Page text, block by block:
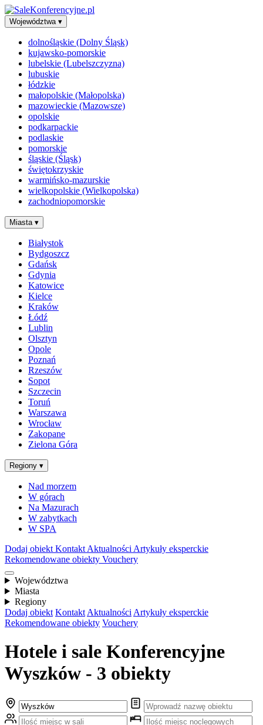
Województwa ▾
dolnośląskie (Dolny Śląsk)
kujawsko-pomorskie
lubelskie (Lubelszczyzna)
lubuskie
łódzkie
małopolskie (Małopolska)
mazowieckie (Mazowsze)
opolskie
podkarpackie
podlaskie
pomorskie
śląskie (Śląsk)
świętokrzyskie
warmińsko-mazurskie
wielkopolskie (Wielkopolska)
zachodniopomorskie
Miasta ▾
Białystok
Bydgoszcz
Gdańsk
Gdynia
Katowice
Kielce
Kraków
Łódź
Lublin
Olsztyn
Opole
Poznań
Rzeszów
Sopot
Szczecin
Toruń
Warszawa
Wrocław
Zakopane
Zielona Góra
Regiony ▾
Nad morzem
W górach
Na Mazurach
W zabytkach
W SPA
Dodaj obiekt Kontakt Aktualności Artykuły eksperckie
Rekomendowane obiekty Vouchery
Województwa
Miasta
Regiony
Dodaj obiekt Kontakt Aktualności Artykuły eksperckie
Rekomendowane obiekty Vouchery
Hotele i sale Konferencyjne
Wyszków - 3 obiekty